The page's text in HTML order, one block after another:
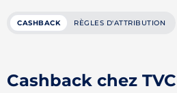
CASHBACK RÈGLES D'ATTRIBUTION
Cashback chez